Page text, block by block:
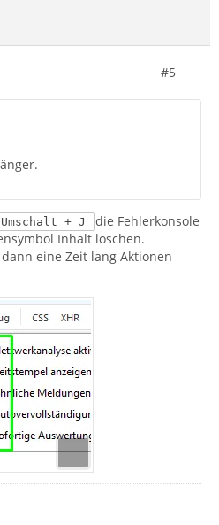
#5
+ J
die Fehlerkonsole
Inhalt löschen.
eine Zeit lang Aktionen